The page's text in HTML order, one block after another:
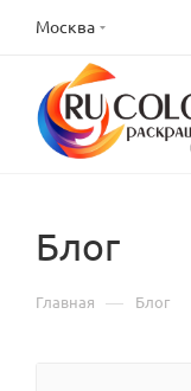
Москва
Блог
Главная — Блог